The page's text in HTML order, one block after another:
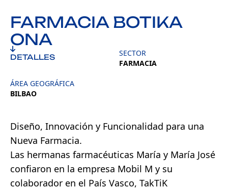
FARMACIA BOTIKA
ONA
DETALLES
SECTOR
FARMACIA
ÁREA GEOGRÁFICA
BILBAO
Diseño, Innovación y Funcionalidad para una
Nueva Farmacia.
Las hermanas farmacéuticas María y María José
confiaron en la empresa Mobil M y su
colaborador en el País Vasco, TakTiK